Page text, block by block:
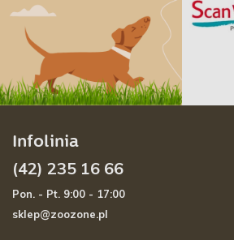
Infolinia
(42) 235 16 66
Pon. - Pt. 9:00 - 17:00
sklep@zoozone.pl